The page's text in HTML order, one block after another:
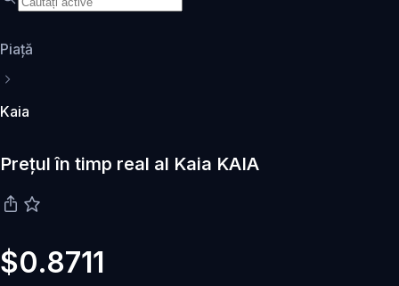
Piaţă
Kaia
Prețul în timp real al Kaia KAIA
$0.8711